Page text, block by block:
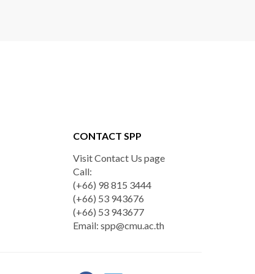
CONTACT SPP
Visit Contact Us page
Call:
(+66) 98 815 3444
(+66) 53 943676
(+66) 53 943677
Email: spp@cmu.ac.th